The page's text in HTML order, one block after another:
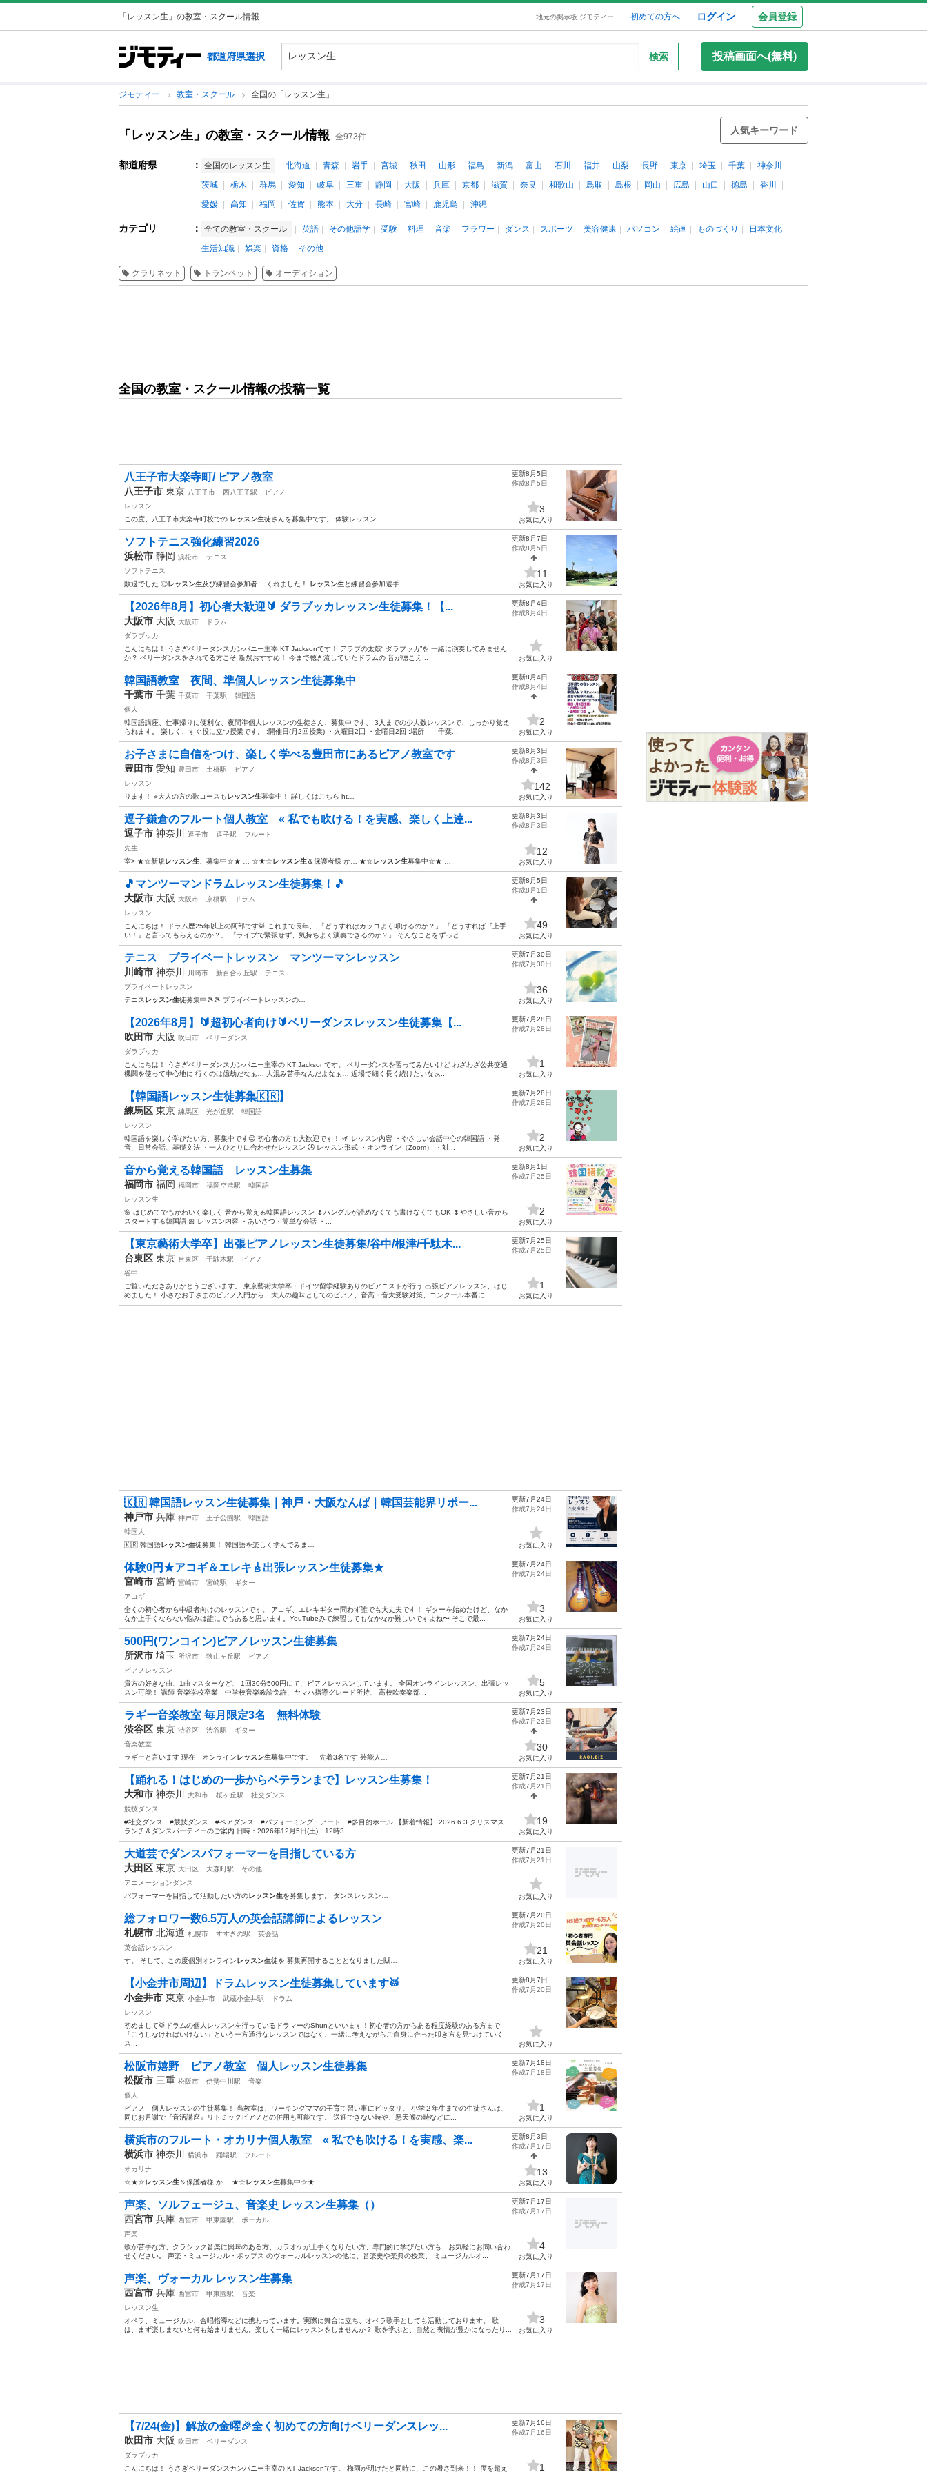
「レッスン生」の教室・スクール情報 地元の掲示板 ジモティー 初めての方へ ログイン 会員登録
都道府県選択 検索 投稿画面へ(無料)
ジモティー 教室・スクール 全国の「レッスン生」
「レッスン生」の教室・スクール情報 全973件
人気キーワード
都道府県 ： 全国のレッスン生 北海道 青森 岩手 宮城 秋田 山形 福島 新潟 富山 石川 福井 山梨 長野 東京 埼玉 千葉
神奈川
茨城
栃木 群馬 愛知 岐阜 三重 静岡 大阪 兵庫 京都 滋賀 奈良 和歌山 鳥取 島根 岡山 広島 山口 徳島
香川
愛媛
高知 福岡 佐賀 熊本 大分 長崎 宮崎 鹿児島 沖縄
カテゴリ ： 全ての教室・スクール 英語 その他語学 受験 料理 音楽 フラワー ダンス スポーツ 美容健康 パソコン 絵画 ものづくり
日本文化
生活知識
娯楽 資格 その他
クラリネット トランペット オーディション
全国の教室・スクール情報の投稿一覧
八王子市大楽寺町/ ピアノ教室
八王子市 東京 八王子市 西八王子駅
ピアノ
レッスン
この度、八王子市大楽寺町校での レッスン生徒さんを募集中です。 体験レッスン…
更新8月5日
作成8月5日
3
お気に入り
ソフトテニス強化練習2026
浜松市 静岡 浜松市
テニス
ソフトテニス
敗退でした ◎レッスン生及び練習会参加者… くれました！ レッスン生と練習会参加選手…
更新8月7日
作成8月5日
11
お気に入り
【2026年8月】初心者大歓迎🔰 ダラブッカレッスン生徒募集！【...
大阪市 大阪 大阪市
ドラム
ダラブッカ
こんにちは！ うさぎベリーダンスカンパニー主宰 KT Jacksonです！ アラブの太鼓“ ダラブッカ”を 一緒に演奏してみません
か？ ベリーダンスをされてる方こそ 断然おすすめ！ 今まで聴き流していたドラムの 音が聴こえ...
更新8月4日
作成8月4日
お気に入り
韓国語教室 夜間、準個人レッスン生徒募集中
千葉市 千葉 千葉市 千葉駅
韓国語
個人
韓国語講座、仕事帰りに便利な、夜間準個人レッスンの生徒さん、募集中です、 3人までの少人数レッスンで、しっかり覚え
られます。 楽しく、すぐ役に立つ授業です。 :開催日(月2回授業) ・火曜日2回 ・金曜日2回 :場所 千葉...
更新8月4日
作成8月4日
2
お気に入り
お子さまに自信をつけ、楽しく学べる豊田市にあるピアノ教室です
豊田市 愛知 豊田市 土橋駅
ピアノ
レッスン
ります！ ⭐︎大人の方の歌コースもレッスン生募集中！ 詳しくはこちら ht…
更新8月3日
作成8月3日
142
お気に入り
逗子鎌倉のフルート個人教室 « 私でも吹ける！を実感、楽しく上達...
逗子市 神奈川 逗子市 逗子駅
フルート
先生
室> ★☆新規レッスン生 、募集中☆★ … ☆★☆レッスン生＆保護者様 か… ★☆レッスン生募集中☆★ …
更新8月3日
作成8月3日
12
お気に入り
🎵マンツーマンドラムレッスン生徒募集！🎵
大阪市 大阪 大阪市 京橋駅
ドラム
レッスン
こんにちは！ ドラム歴25年以上の阿部です🥁 これまで長年、 「どうすればカッコよく叩けるのか？」 「どうすれば『上手
い！』と言ってもらえるのか？」 「ライブで緊張せず、気持ちよく演奏できるのか？」 そんなことをずっと...
更新8月5日
作成8月1日
49
お気に入り
テニス プライベートレッスン マンツーマンレッスン
川崎市 神奈川 川崎市 新百合ヶ丘駅
テニス
プライベートレッスン
テニス レッスン生徒募集中🎾🎾 プライベートレッスンの…
更新7月30日
作成7月30日
36
お気に入り
【2026年8月】🔰超初心者向け🔰ベリーダンスレッスン生徒募集【...
吹田市 大阪 吹田市
ベリーダンス
ダラブッカ
こんにちは！ うさぎベリーダンスカンパニー主宰の KT Jacksonです。 ベリーダンスを習ってみたいけど わざわざ公共交通
機関を使って中心地に 行くのは億劫だなぁ… 人混み苦手なんだよなぁ… 近場で細く長く続けたいなぁ...
更新7月28日
作成7月28日
1
お気に入り
【韓国語レッスン生徒募集🇰🇷】
練馬区 東京 練馬区 光が丘駅
韓国語
レッスン
韓国語を楽しく学びたい方、募集中です😊 初心者の方も大歓迎です！ 🌱 レッスン内容 ・やさしい会話中心の韓国語 ・発
音、日常会話、基礎文法 ・一人ひとりに合わせたレッスン 🕒 レッスン形式 ・オンライン（Zoom） ・対...
更新7月28日
作成7月28日
2
お気に入り
音から覚える韓国語 レッスン生募集
福岡市 福岡 福岡市 福岡空港駅
韓国語
レッスン生
🌸 はじめてでもかわいく楽しく 音から覚える韓国語レッスン 🌷ハングルが読めなくても書けなくてもOK 🌷やさしい音から
スタートする韓国語 🎀 レッスン内容 ・あいさつ・簡単な会話 ・...
更新8月1日
作成7月25日
2
お気に入り
【東京藝術大学卒】出張ピアノレッスン生徒募集/谷中/根津/千駄木...
台東区 東京 台東区 千駄木駅
ピアノ
谷中
ご覧いただきありがとうございます。 東京藝術大学卒・ドイツ留学経験ありのピアニストが行う 出張ピアノレッスン、はじ
めました！ 小さなお子さまのピアノ入門から、大人の趣味としてのピアノ、音高・音大受験対策、コンクール本番に...
更新7月25日
作成7月25日
1
お気に入り
🇰🇷 韓国語レッスン生徒募集｜神戸・大阪なんば｜韓国芸能界リポー...
神戸市 兵庫 神戸市 王子公園駅
韓国語
韓国人
🇰🇷 韓国語レッスン生徒募集！ 韓国語を楽しく学んでみま…
更新7月24日
作成7月24日
お気に入り
体験0円★アコギ＆エレキ🎸出張レッスン生徒募集★
宮崎市 宮崎 宮崎市 宮崎駅
ギター
アコギ
全くの初心者から中級者向けのレッスンです。 アコギ、エレキギター問わず誰でも大丈夫です！ ギターを始めたけど、なか
なか上手くならない悩みは誰にでもあると思います。YouTubeみて練習してもなかなか難しいですよね〜 そこで最...
更新7月24日
作成7月24日
3
お気に入り
500円(ワンコイン)ピアノレッスン生徒募集
所沢市 埼玉 所沢市 狭山ヶ丘駅
ピアノ
ピアノレッスン
貴方の好きな曲、1曲マスターなど、 1回30分500円にて、ピアノレッスンしています。 全国オンラインレッスン、出張レッ
スン可能！ 講師 音楽学校卒業 中学校音楽教諭免許、ヤマハ指導グレード所持、 高校吹奏楽部...
更新7月24日
作成7月24日
5
お気に入り
ラギー音楽教室 毎月限定3名 無料体験
渋谷区 東京 渋谷区 渋谷駅
ギター
音楽教室
ラギーと言います 現在 オンラインレッスン生募集中です。 先着3名です 芸能人…
更新7月23日
作成7月23日
30
お気に入り
【踊れる！はじめの一歩からベテランまで】レッスン生募集！
大和市 神奈川 大和市 桜ヶ丘駅
社交ダンス
競技ダンス
#社交ダンス #競技ダンス #ペアダンス #パフォーミング・アート #多目的ホール 【新着情報】 2026.6.3 クリスマス
ランチ＆ダンスパーティーのご案内 日時：2026年12月5日(土) 12時3...
更新7月21日
作成7月21日
19
お気に入り
大道芸でダンスパフォーマーを目指している方
大田区 東京 大田区 大森町駅
その他
アニメーションダンス
パフォーマーを目指して活動したい方のレッスン生を募集します。 ダンスレッスン…
更新7月21日
作成7月21日
お気に入り
総フォロワー数6.5万人の英会話講師によるレッスン
札幌市 北海道 札幌市 すすきの駅
英会話
英会話レッスン
す。 そして、この度個別オンラインレッスン生徒を 募集再開することとなりました🙌…
更新7月20日
作成7月20日
21
お気に入り
【小金井市周辺】ドラムレッスン生徒募集しています🥁
小金井市 東京 小金井市 武蔵小金井駅
ドラム
レッスン
初めまして🥁ドラムの個人レッスンを行っているドラマーのShunといいます！初心者の方からある程度経験のある方まで
「こうしなければいけない」という一方通行なレッスンではなく、一緒に考えながらご自身に合った叩き方を見つけていく
ス...
更新8月7日
作成7月20日
お気に入り
松阪市嬉野 ピアノ教室 個人レッスン生徒募集
松阪市 三重 松阪市 伊勢中川駅
音楽
個人
ピアノ 個人レッスンの生徒募集！ 当教室は、ワーキングママの子育て習い事にピッタリ。 小学２年生までの生徒さんは、
同じお月謝で『音活講座』リトミックピアノとの併用も可能です。 送迎できない時や、悪天候の時などに...
更新7月18日
作成7月18日
1
お気に入り
横浜市のフルート・オカリナ個人教室 « 私でも吹ける！を実感、楽...
横浜市 神奈川 横浜市 踊場駅
フルート
オカリナ
☆★☆レッスン生＆保護者様 か… ★☆レッスン生募集中☆★ …
更新8月3日
作成7月17日
13
お気に入り
声楽、ソルフェージュ、音楽史 レッスン生募集（）
西宮市 兵庫 西宮市 甲東園駅
ボーカル
声楽
歌が苦手な方、クラシック音楽に興味のある方、カラオケが上手くなりたい方、専門的に学びたい方も、お気軽にお問い合わ
せください。 声楽・ミュージカル・ポップス のヴォーカルレッスンの他に、音楽史や楽典の授業、 ミュージカルオ...
更新7月17日
作成7月17日
4
お気に入り
声楽、ヴォーカル レッスン生募集
西宮市 兵庫 西宮市 甲東園駅
音楽
レッスン生
オペラ、ミュージカル、合唱指導などに携わっています。実際に舞台に立ち、オペラ歌手としても活動しております。 歌
は、まず楽しまないと何も始まりません。楽しく一緒にレッスンをしませんか？ 歌を学ぶと、自然と表情が豊かになったり...
更新7月17日
作成7月17日
3
お気に入り
【7/24(金)】解放の金曜🎉全く初めての方向けベリーダンスレッ...
吹田市 大阪 吹田市
ベリーダンス
ダラブッカ
こんにちは！ うさぎベリーダンスカンパニー主宰の KT Jacksonです。 梅雨が明けたと同時に、この暑さ到来！！ 度を超え
更新7月16日
作成7月16日
1